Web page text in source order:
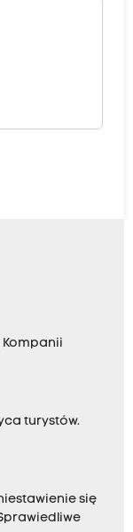
Kompanii
turystów.
się